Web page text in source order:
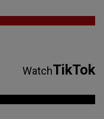
WatchTikTok